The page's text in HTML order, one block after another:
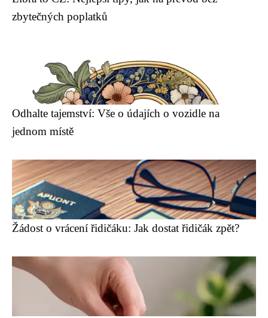
zbytečných poplatků
Odhalte tajemství: Vše o údajích o vozidle na
jednom místě
Žádost o vrácení řidičáku: Jak dostat řidičák zpět?